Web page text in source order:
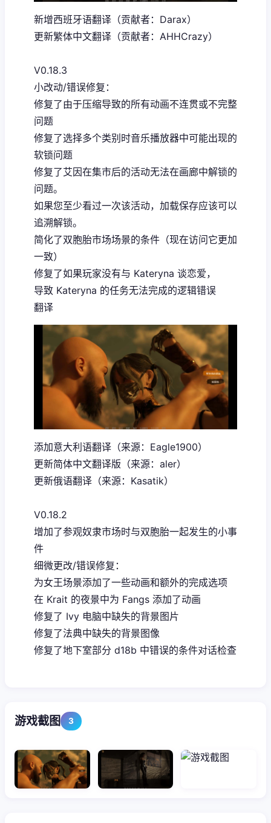
新增西班牙语翻译（贡献者：Darax）
更新繁体中文翻译（贡献者：AHHCrazy）
V0.18.3
小改动/错误修复：
修复了由于压缩导致的所有动画不连贯或不完整
问题
修复了选择多个类别时音乐播放器中可能出现的
软锁问题
修复了艾因在集市后的活动无法在画廊中解锁的
问题。
如果您至少看过一次该活动，加载保存应该可以
追溯解锁。
简化了双胞胎市场场景的条件（现在访问它更加
一致）
修复了如果玩家没有与 Kateryna 谈恋爱，
导致 Kateryna 的任务无法完成的逻辑错误
翻译
添加意大利语翻译（来源：Eagle1900）
更新简体中文翻译版（来源：aler）
更新俄语翻译（来源：Kasatik）
V0.18.2
增加了参观奴隶市场时与双胞胎一起发生的小事
件
细微更改/错误修复：
为女王场景添加了一些动画和额外的完成选项
在 Krait 的夜景中为 Fangs 添加了动画
修复了 Ivy 电脑中缺失的背景图片
修复了法典中缺失的背景图像
修复了地下室部分 d18b 中错误的条件对话检查
游戏截图 3